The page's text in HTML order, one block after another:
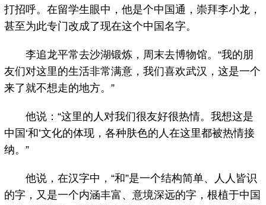
打招呼。在留学生眼中，他是个中国通，崇拜李小龙，
甚至为此专门改成了现在这个中国名字。
李追龙平常去沙湖锻炼，周末去博物馆。“我的朋
友们对这里的生活非常满意，我们喜欢武汉，这是一个
来了就不想走的地方。”
他说：“这里的人对我们很友好很热情。我想这是
中国‘和’文化的体现，各种肤色的人在这里都被热情接
纳。”
他说，在汉字中，“和”是一个结构简单、人人皆识
的字，又是一个内涵丰富、意境深远的字，根植于中国